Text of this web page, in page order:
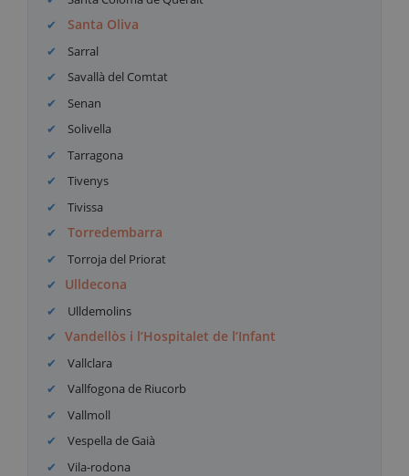
Santa Oliva
Sarral
Savallà del Comtat
Senan
Solivella
Tarragona
Tivenys
Tivissa
Torredembarra
Torroja del Priorat
Ulldecona
Ulldemolins
Vandellòs i l’Hospitalet de l’Infant
Vallclara
Vallfogona de Riucorb
Vallmoll
Vespella de Gaià
Vila-rodona